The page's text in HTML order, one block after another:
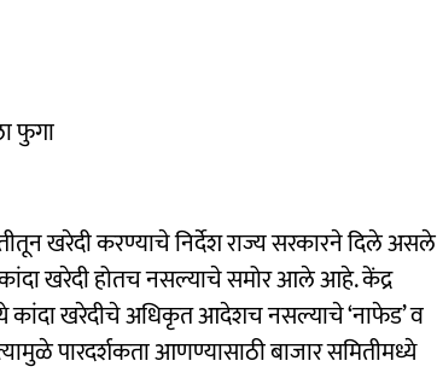
फुगा
खरेदी करण्याचे निर्देश राज्य सरकारने दिले असले
कांदा खरेदी होतच नसल्याचे समोर आले आहे. केंद्र
कांदा खरेदीचे अधिकृत आदेशच नसल्याचे ‘नाफेड’ व
पारदर्शकता आणण्यासाठी बाजार समितीमध्ये